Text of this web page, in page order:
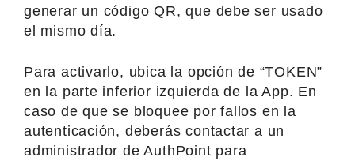
generar un código QR, que debe ser usado
el mismo día.
Para activarlo, ubica la opción de “TOKEN”
en la parte inferior izquierda de la App. En
caso de que se bloquee por fallos en la
autenticación, deberás contactar a un
administrador de AuthPoint para